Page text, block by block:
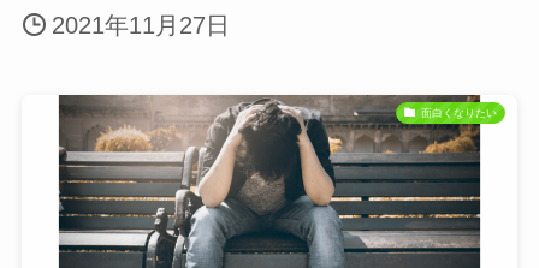
2021年11月27日
面白くなりたい